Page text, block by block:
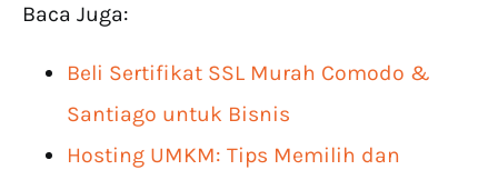
Baca Juga:
Beli Sertifikat SSL Murah Comodo &
Santiago untuk Bisnis
Hosting UMKM: Tips Memilih dan